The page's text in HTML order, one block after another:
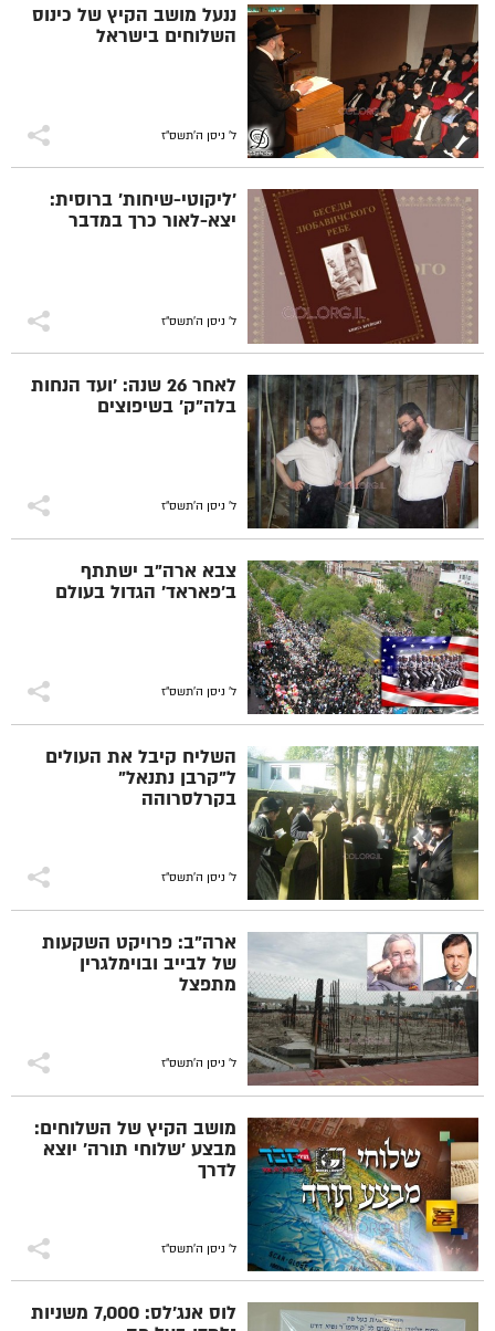
ננעל מושב הקיץ של כינוס
השלוחים בישראל
ל' ניסן ה׳תשס״ז
'ליקוטי-שיחות' ברוסית:
יצא-לאור כרך במדבר
ל' ניסן ה׳תשס״ז
לאחר 26 שנה: 'ועד הנחות
בלה"ק' בשיפוצים
ל' ניסן ה׳תשס״ז
צבא ארה"ב ישתתף
ב'פאראד' הגדול בעולם
ל' ניסן ה׳תשס״ז
השליח קיבל את העולים
ל"קרבן נתנאל"
בקרלסרוהה
ל' ניסן ה׳תשס״ז
ארה"ב: פרויקט השקעות
של לבייב ובוימלגרין
מתפצל
ל' ניסן ה׳תשס״ז
מושב הקיץ של השלוחים:
מבצע 'שלוחי תורה' יוצא
לדרך
ל' ניסן ה׳תשס״ז
לוס אנג'לס: 7,000 משניות